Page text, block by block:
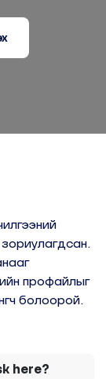
профайлыг
болоорой.
here?